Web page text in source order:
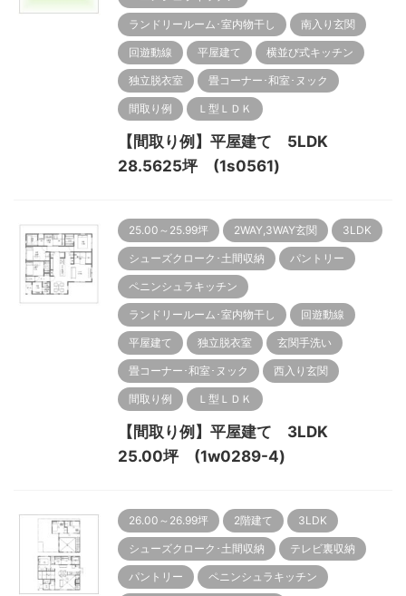
ランドリールーム･室内物干し 南入り玄関
回遊動線 平屋建て 横並び式キッチン
独立脱衣室 畳コーナー･和室･ヌック
間取り例 Ｌ型ＬＤＫ
【間取り例】平屋建て 5LDK
28.5625坪 (1s0561)
25.00～25.99坪 2WAY,3WAY玄関 3LDK
シューズクローク･土間収納 パントリー
ペニンシュラキッチン
ランドリールーム･室内物干し 回遊動線
平屋建て 独立脱衣室 玄関手洗い
畳コーナー･和室･ヌック 西入り玄関
間取り例 Ｌ型ＬＤＫ
【間取り例】平屋建て 3LDK
25.00坪 (1w0289-4)
26.00～26.99坪 2階建て 3LDK
シューズクローク･土間収納 テレビ裏収納
パントリー ペニンシュラキッチン